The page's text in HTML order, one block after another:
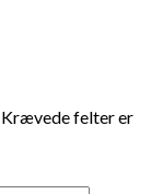
Krævede felter er